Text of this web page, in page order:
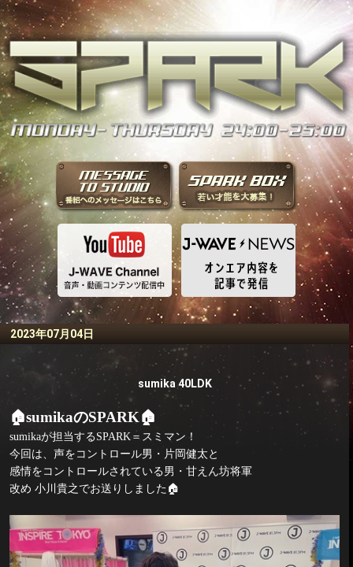
2023年07月04日
sumika 40LDK
🏠sumikaのSPARK🏠
sumikaが担当する SPARK ＝スミマン！
今回は、声をコントロール男・片岡健太と
感情をコントロールされている男・甘えん坊将軍
改め 小川貴之でお送りしました 🏠